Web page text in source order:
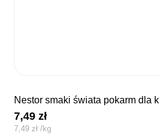
nestor smaki świata pokarm dla
7,49zł
7,49 zł /kg